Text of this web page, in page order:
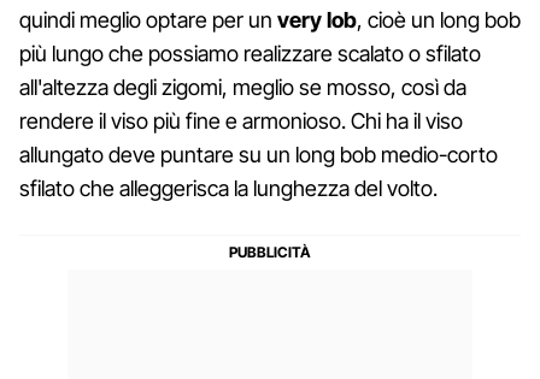
quindi meglio optare per un very lob, cioè un long bob
più lungo che possiamo realizzare scalato o sfilato
all'altezza degli zigomi, meglio se mosso, così da
rendere il viso più fine e armonioso. Chi ha il viso
allungato deve puntare su un long bob medio-corto
sfilato che alleggerisca la lunghezza del volto.